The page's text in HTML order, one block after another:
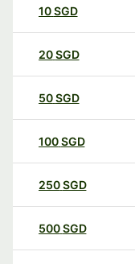
10SGD
20SGD
50SGD
100SGD
250SGD
500SGD